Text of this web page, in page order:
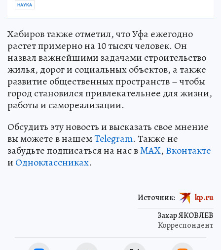
НАУКА
Хабиров также отметил, что Уфа ежегодно
растет примерно на 10 тысяч человек. Он
назвал важнейшими задачами строительство
жилья, дорог и социальных объектов, а также
развитие общественных пространств – чтобы
город становился привлекательнее для жизни,
работы и самореализации.
Обсудить эту новость и высказать свое мнение
вы можете в нашемTelegram. Также не
забудьте подписаться на нас вMAX, Вконтакте
и Одноклассниках.
Захар ЯКОВЛЕВ
Корреспондент
Источник: kp.ru